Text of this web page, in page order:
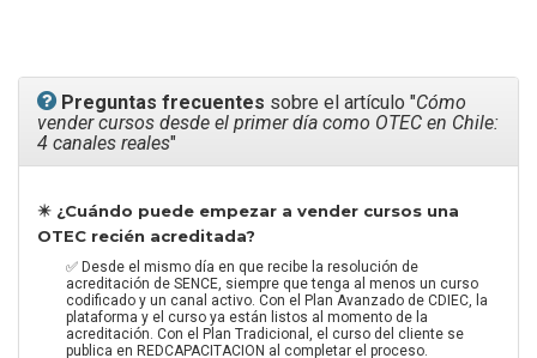
Preguntas frecuentes sobre el artículo "Cómo
vender cursos desde el primer día como OTEC en Chile:
4 canales reales"
✴️ ¿Cuándo puede empezar a vender cursos una
OTEC recién acreditada?
✅ Desde el mismo día en que recibe la resolución de
acreditación de SENCE, siempre que tenga al menos un curso
codificado y un canal activo. Con el Plan Avanzado de CDIEC, la
plataforma y el curso ya están listos al momento de la
acreditación. Con el Plan Tradicional, el curso del cliente se
publica en REDCAPACITACION al completar el proceso.